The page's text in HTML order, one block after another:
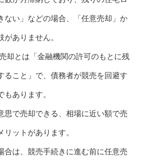
ない」などの場合、「任意売却」か
がありません。
却とは「金融機関の許可のもとに残
ること」で、債務者が競売を回避す
もあります。
思で売却できる、相場に近い額で売
ットがあります。
合は、競売手続きに進む前に任意売